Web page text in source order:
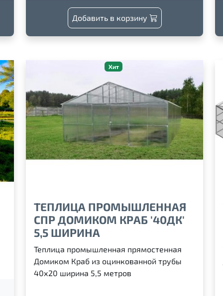
Добавить в корзину
Хит
ТЕПЛИЦА ПРОМЫШЛЕННАЯ
СПР ДОМИКОМ КРАБ '40ДК'
5,5 ШИРИНА
Теплица промышленная прямостенная
Домиком Краб из оцинкованной трубы
40х20 ширина 5,5 метров